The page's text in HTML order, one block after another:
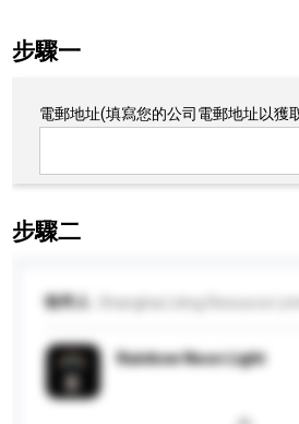
步驟一
電郵地址(填寫您的公司電郵地址以獲
步驟二
收件人
Rainbow Neon Light